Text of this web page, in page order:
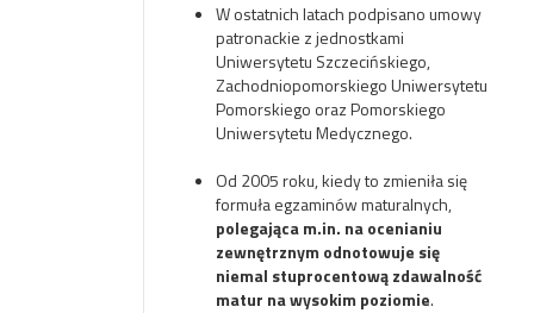
W ostatnich latach podpisano umowy
patronackie z jednostkami
Uniwersytetu Szczecińskiego,
Zachodniopomorskiego Uniwersytetu
Pomorskiego oraz Pomorskiego
Uniwersytetu Medycznego.
Od 2005 roku, kiedy to zmieniła się
formuła egzaminów maturalnych,
polegająca m.in. na ocenianiu
zewnętrznym odnotowuje się
niemal stuprocentową zdawalność
matur na wysokim poziomie.